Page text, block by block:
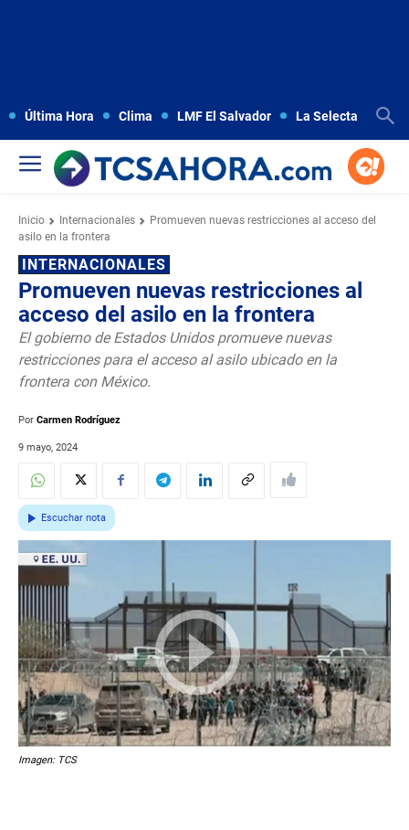
Última Hora Clima LMF El Salvador La Selecta
Inicio Internacionales
Promueven nuevas restricciones al acceso del
asilo en la frontera
INTERNACIONALES
Promueven nuevas restricciones al
acceso del asilo en la frontera
El gobierno de Estados Unidos promueve nuevas
restricciones para el acceso al asilo ubicado en la
frontera con México.
Por Carmen Rodríguez
9 mayo, 2024
Escuchar nota
Imagen: TCS